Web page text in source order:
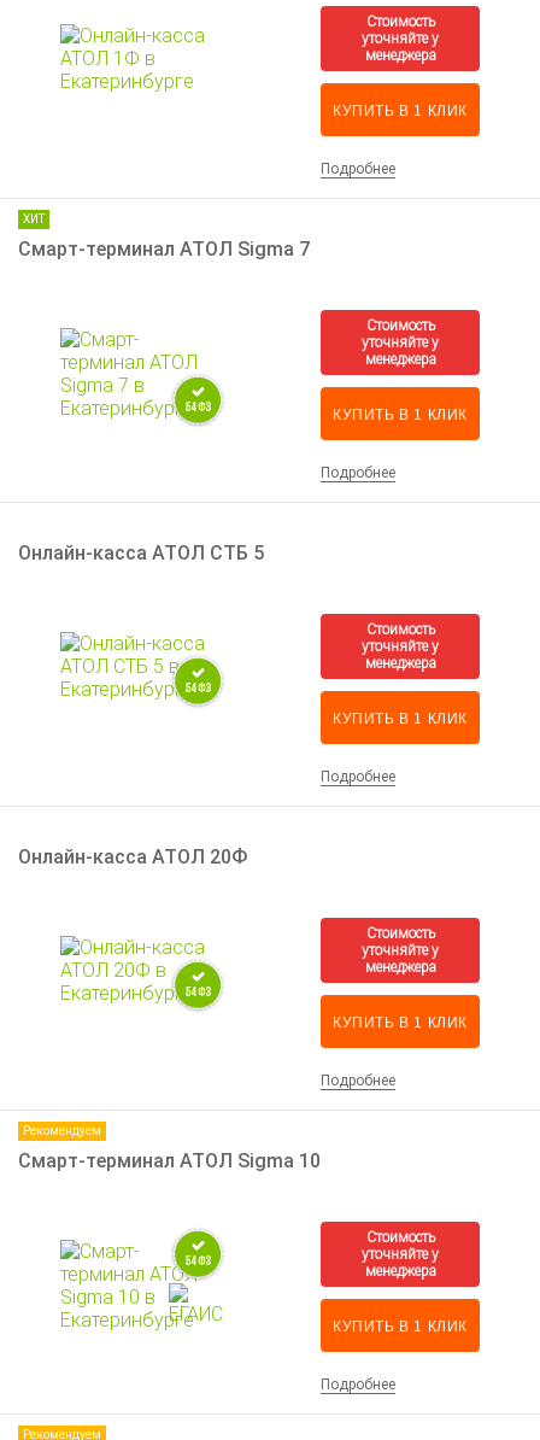
КУПИТЬ В 1 КЛИК
Подробнее
ХИТ
Смарт-терминал АТОЛ Sigma 7
КУПИТЬ В 1 КЛИК
Подробнее
Онлайн-касса АТОЛ СТБ 5
КУПИТЬ В 1 КЛИК
Подробнее
Онлайн-касса АТОЛ 20Ф
КУПИТЬ В 1 КЛИК
Подробнее
Рекомендуем
Смарт-терминал АТОЛ Sigma 10
КУПИТЬ В 1 КЛИК
Подробнее
Рекомендуем